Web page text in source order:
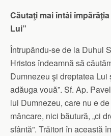
Căutaţi mai întâi
Lui”
Întrupându-se de la Duhul
Hristos îndeamnă să
Dumnezeu şi dreptatea
adăuga vouă”. Sf. Ap.
lui Dumnezeu, care nu e
mâncare, nici băutură, „ci
sfântă”. Trăitori în această